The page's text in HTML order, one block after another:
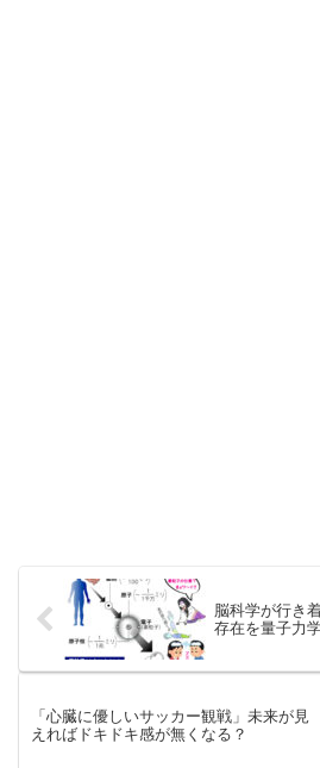
脳科学が行き
存在を量子力
「心臓に優しいサッカー観戦」未来が見
えればドキドキ感が無くなる？